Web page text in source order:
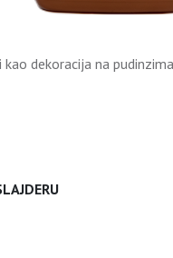
dekoracija na